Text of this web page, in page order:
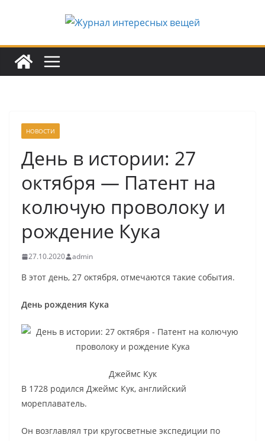
НОВОСТИ
День в истории: 27
октября — Патент на
колючую проволоку и
рождение Кука
27.10.2020 admin
В этот день, 27 октября, отмечаются такие события.
День рождения Кука
Джеймс Кук
В 1728 родился Джеймс Кук, английский
мореплаватель.
Он возглавлял три кругосветные экспедиции по